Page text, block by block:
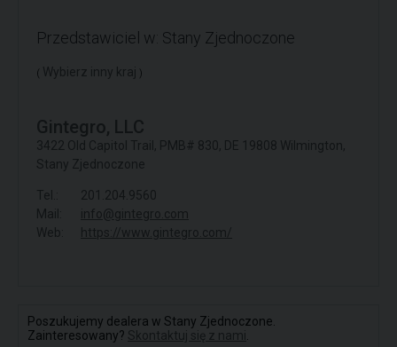
Przedstawiciel w: Stany Zjednoczone
( Wybierz inny kraj )
Gintegro, LLC
3422 Old Capitol Trail, PMB# 830, DE 19808 Wilmington,
Stany Zjednoczone
Tel.:
201.204.9560
Mail:
info@gintegro.com
Web:
https://www.gintegro.com/
Poszukujemy dealera w Stany Zjednoczone.
Zainteresowany? Skontaktuj się z nami